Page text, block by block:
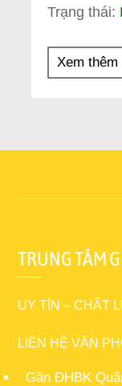
Trạng thái:
Xem thêm
TRUNG TÂM
UY TÍN – CHẤT
LIÊN HỆ VĂN
Gần ĐHBK